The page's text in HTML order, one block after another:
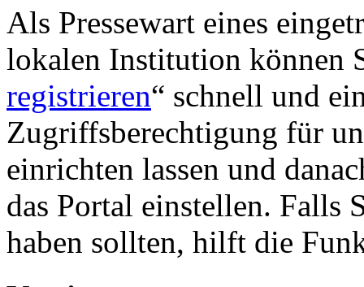
Als Pressewart eines
lokalen Institution können
registrieren“ schnell und
Zugriffsberechtigung für
einrichten lassen und
das Portal einstellen. Falls
haben sollten, hilft die